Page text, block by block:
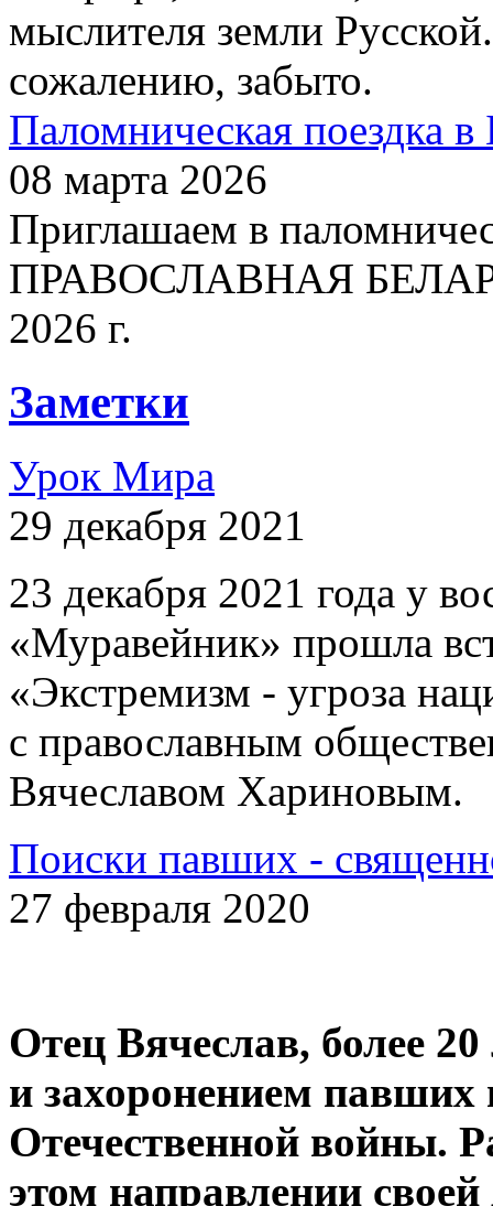
мыслителя земли
сожалению, забыто.
Паломническая поездка в
08 марта 2026
Приглашаем в
ПРАВОСЛАВНАЯ
2026 г.
Заметки
Урок Мира
29 декабря 2021
23 декабря 2021 года у
«Муравейник» прошла
«Экстремизм - угроза
с православным
Вячеславом Хариновым.
Поиски павших -
27 февраля 2020
Отец Вячеслав, более
и захоронением павших
Отечественной войны.
этом направлении